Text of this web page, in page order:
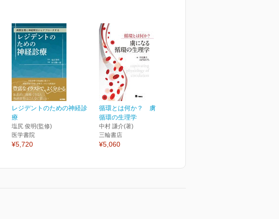
レジデントのための神経診
療
塩尻 俊明(監修)
医学書院
¥5,720
循環とは何か？ 虜になる
循環の生理学
中村 謙介(著)
三輪書店
¥5,060